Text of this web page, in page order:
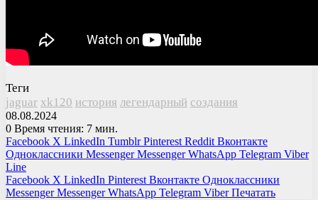
Теги
jaguar xk120 история легендарный создания
08.08.2024
0 Время чтения: 7 мин.
Facebook X LinkedIn Tumblr Pinterest Reddit Вконтакте
Одноклассники Messenger Messenger WhatsApp Telegram Viber
Line
Facebook X LinkedIn Pinterest Вконтакте Одноклассники
Messenger Messenger WhatsApp Telegram Viber Печатать